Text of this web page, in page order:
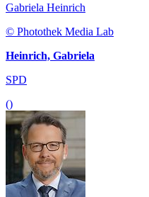
Gabriela Heinrich
© Photothek Media Lab
Heinrich, Gabriela
SPD
()